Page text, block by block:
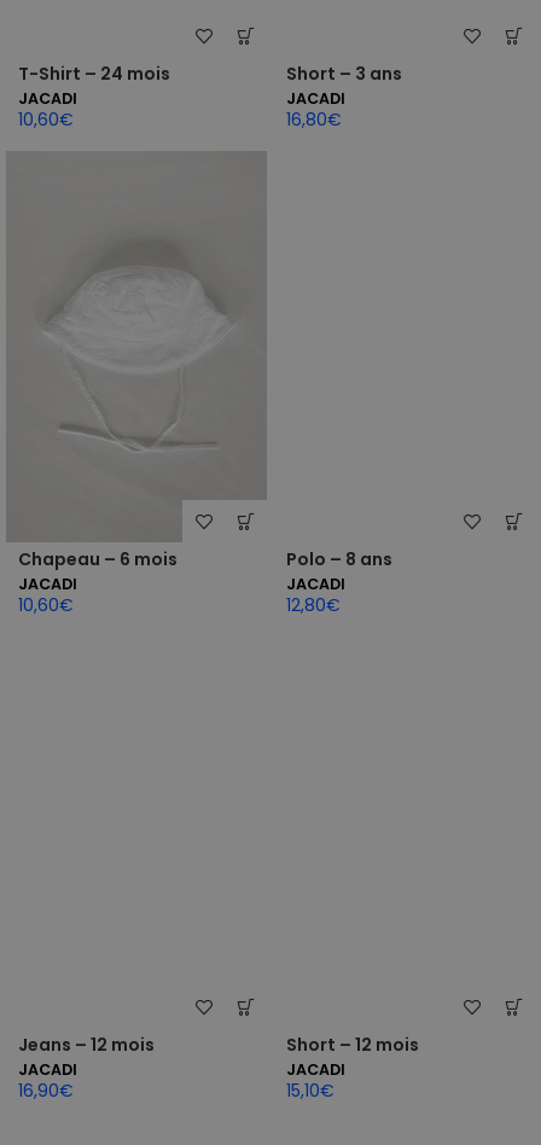
T-Shirt – 24 mois
JACADI
10,60€
Short – 3 ans
JACADI
16,80€
Chapeau – 6 mois
JACADI
10,60€
Polo – 8 ans
JACADI
12,80€
Jeans – 12 mois
JACADI
16,90€
Short – 12 mois
JACADI
15,10€